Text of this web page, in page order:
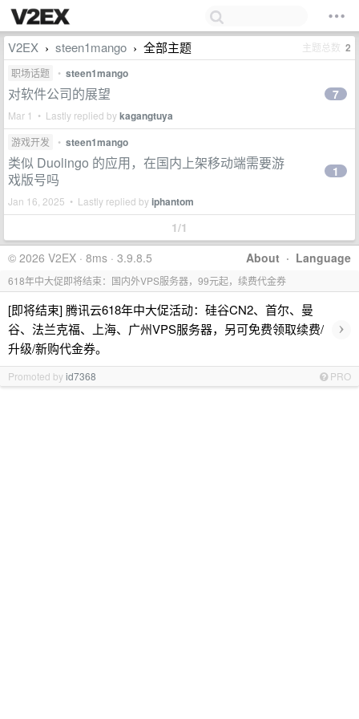
V2EX › steen1mango › 全部主题 主题总数 2
职场话题 • steen1mango
对软件公司的展望
Mar 1 • Lastly replied bykagangtuya
7
游戏开发 • steen1mango
类似 Duolingo 的应用，在国内上架移动端需要游
戏版号吗
Jan 16, 2025 • Lastly replied byiphantom
1
1/1
About · Language
© 2026 V2EX · 8ms · 3.9.8.5
618年中大促即将结束：国内外VPS服务器，99元起，续费代金券
[即将结束] 腾讯云618年中大促活动：硅谷CN2、首尔、曼
谷、法兰克福、上海、广州VPS服务器，另可免费领取续费/
升级/新购代金券。
›
Promoted byid7368 PRO